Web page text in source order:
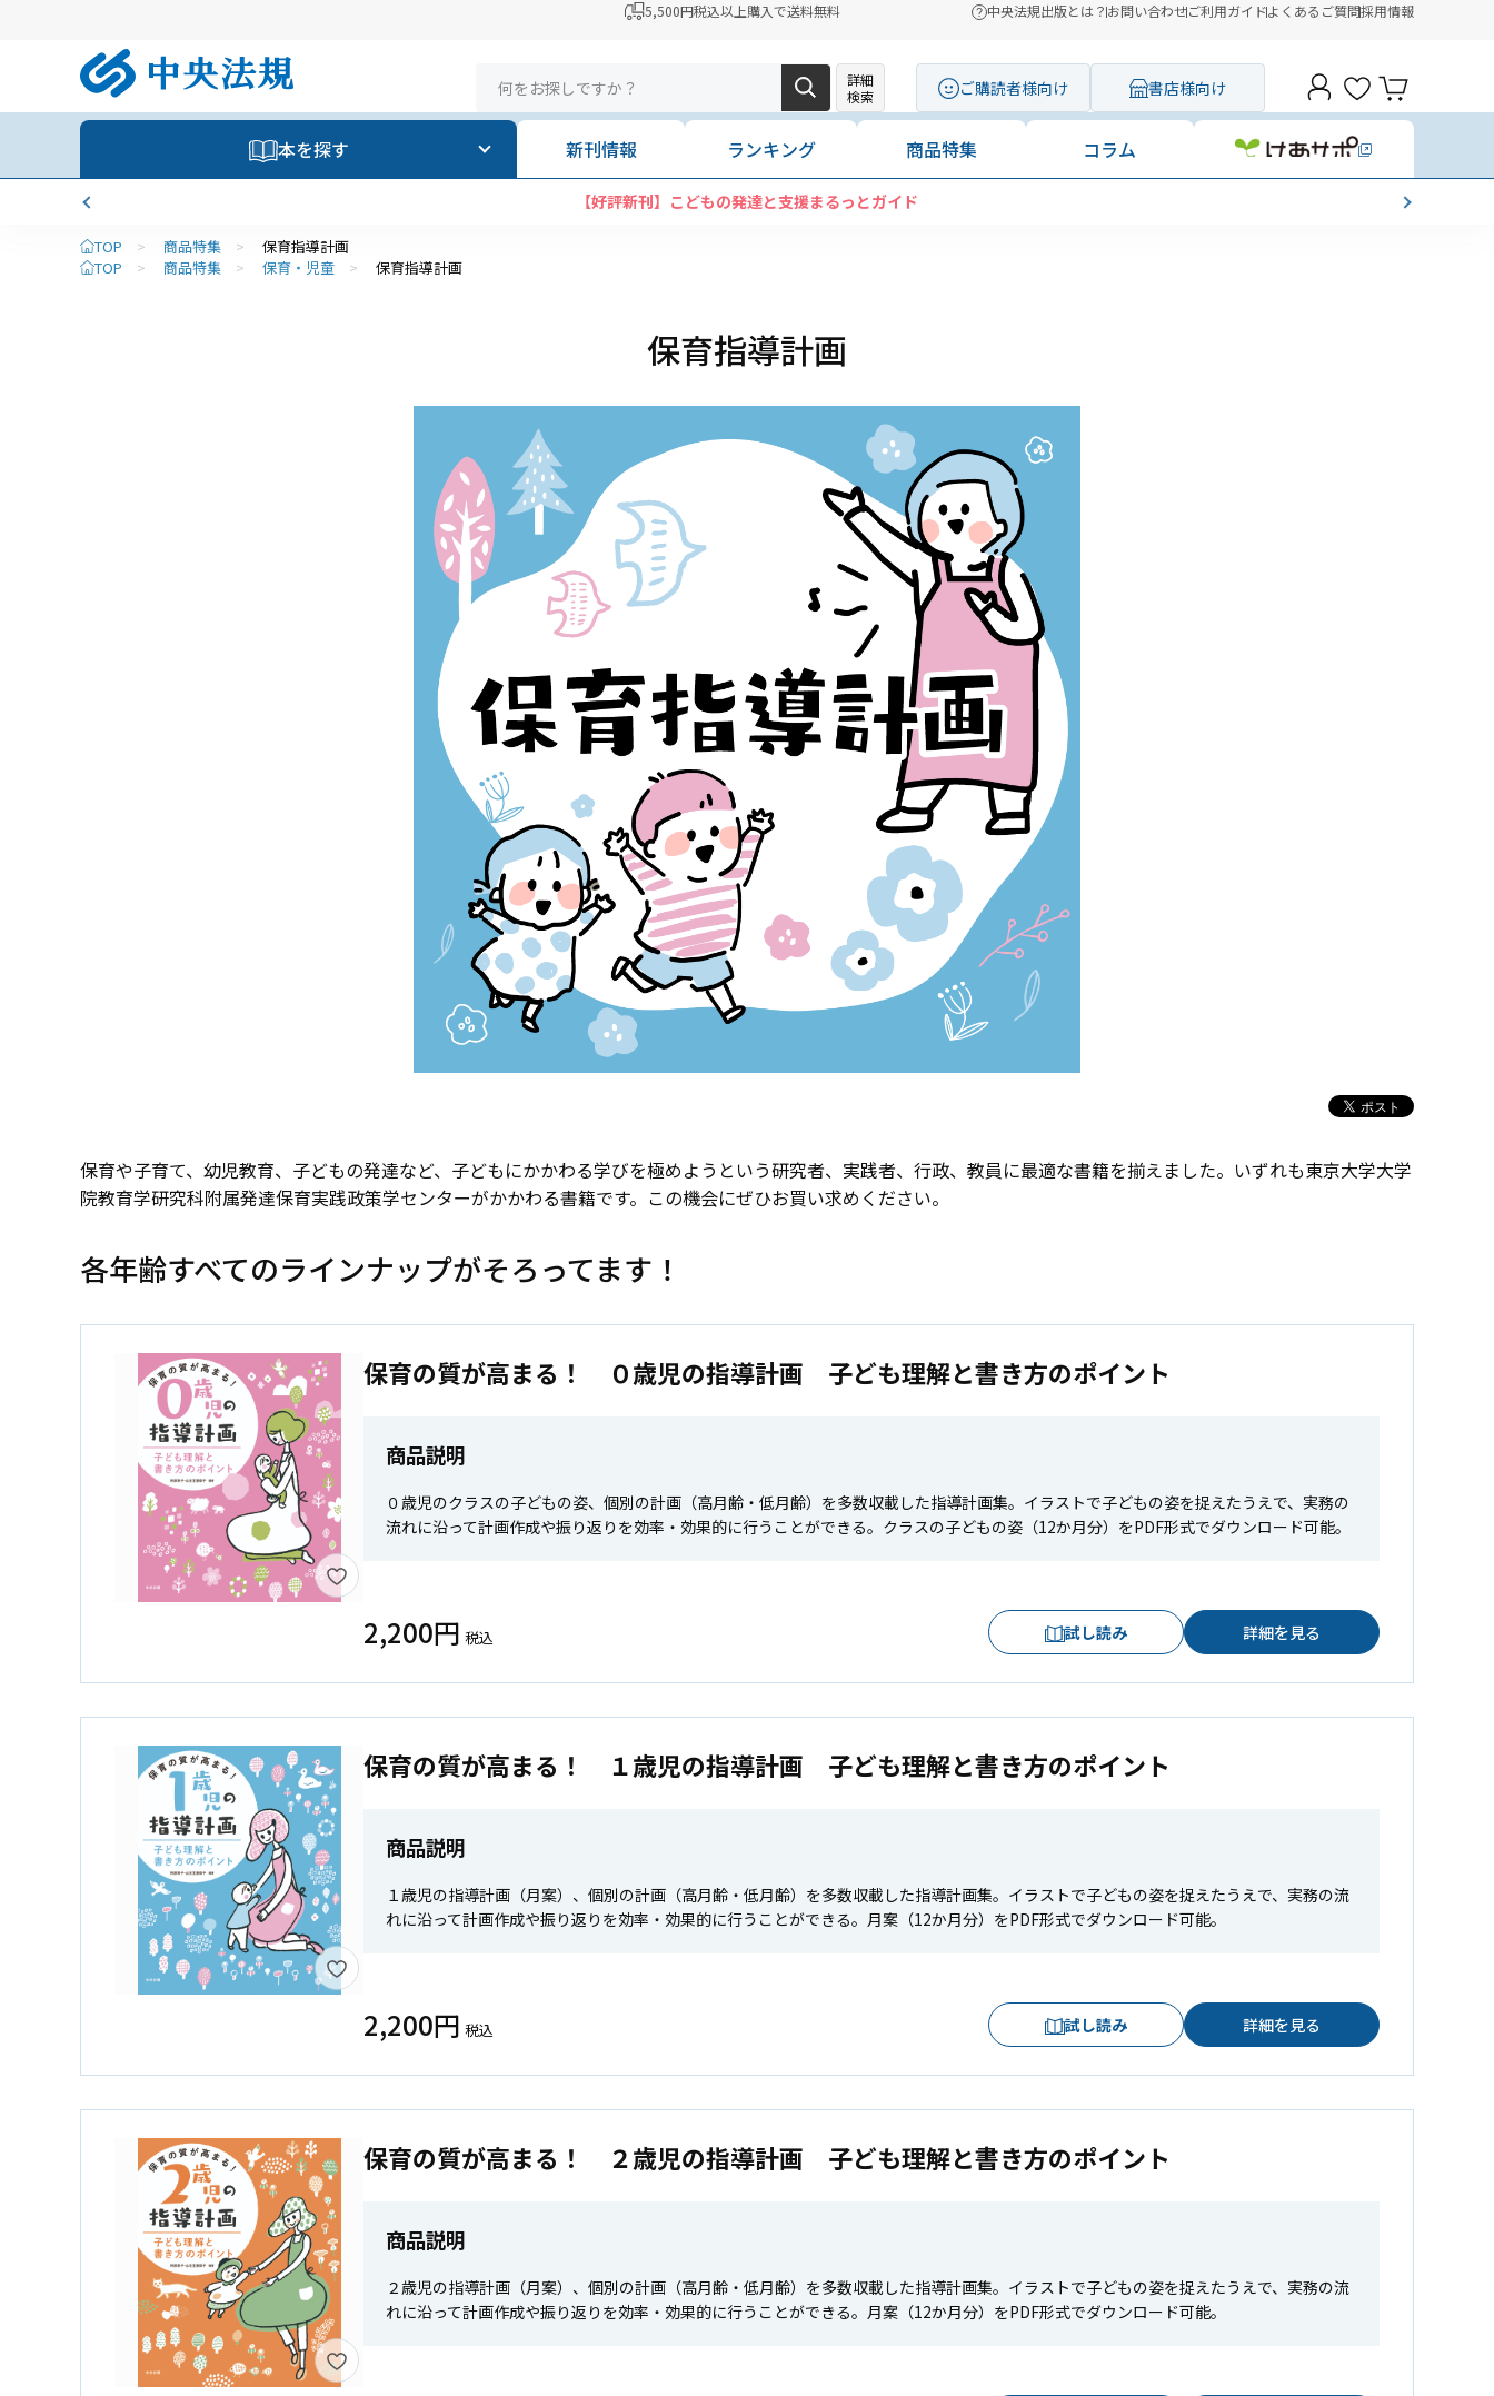
5,500円税込以上購入で送料無料 中央法規出版とは？お問い合わせご利用ガイドよくあるご質問採用情報
詳細
検索
ご購読者様向け 書店様向け
本を探す 新刊情報 ランキング 商品特集 コラム
【好評新刊】こどもの発達と支援まるっとガイド
TOP > 商品特集 >
保育指導計画
TOP
> 商品特集 > 保育・児童 > 保育指導計画
保育指導計画
保育や子育て、幼児教育、子どもの発達など、子どもにかかわる学びを極めようという研究者、実践者、行政、教員に最適な書籍を揃えました。いずれも東京大学大学
院教育学研究科附属発達保育実践政策学センターがかかわる書籍です。この機会にぜひお買い求めください。
各年齢すべてのラインナップがそろってます！
保育の質が高まる！ ０歳児の指導計画 子ども理解と書き方のポイント
商品説明
０歳児のクラスの子どもの姿、個別の計画（高月齢・低月齢）を多数収載した指導計画集。イラストで子どもの姿を捉えたうえで、実務の
流れに沿って計画作成や振り返りを効率・効果的に行うことができる。クラスの子どもの姿（12か月分）をPDF形式でダウンロード可能。
2,200円 税込 試し読み 詳細を見る
保育の質が高まる！ １歳児の指導計画 子ども理解と書き方のポイント
商品説明
１歳児の指導計画（月案）、個別の計画（高月齢・低月齢）を多数収載した指導計画集。イラストで子どもの姿を捉えたうえで、実務の流
れに沿って計画作成や振り返りを効率・効果的に行うことができる。月案（12か月分）をPDF形式でダウンロード可能。
2,200円 税込 試し読み 詳細を見る
保育の質が高まる！ ２歳児の指導計画 子ども理解と書き方のポイント
商品説明
２歳児の指導計画（月案）、個別の計画（高月齢・低月齢）を多数収載した指導計画集。イラストで子どもの姿を捉えたうえで、実務の流
れに沿って計画作成や振り返りを効率・効果的に行うことができる。月案（12か月分）をPDF形式でダウンロード可能。